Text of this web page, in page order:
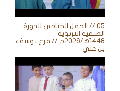
05 // الحفل الختامي للدورة
الصيفية التربوية
1448ه‍/2026م // فرع يوسف
بن علي